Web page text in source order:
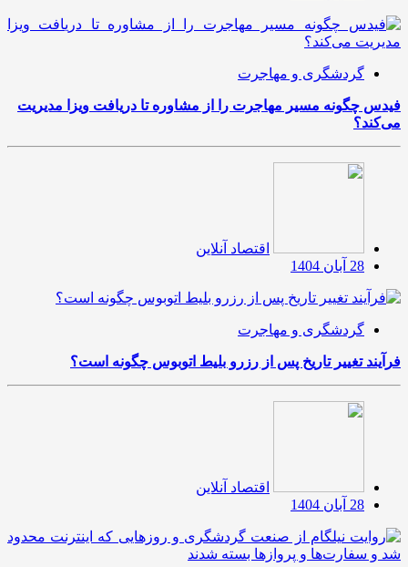
گردشگری و مهاجرت
فیدس چگونه مسیر مهاجرت را از مشاوره تا دریافت ویزا مدیریت
می‌کند؟
اقتصاد آنلاین
28 آبان 1404
گردشگری و مهاجرت
فرآیند تغییر تاریخ پس از رزرو بلیط اتوبوس چگونه است؟
اقتصاد آنلاین
28 آبان 1404